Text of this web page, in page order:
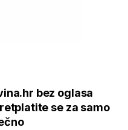
bez oglasa
se za samo